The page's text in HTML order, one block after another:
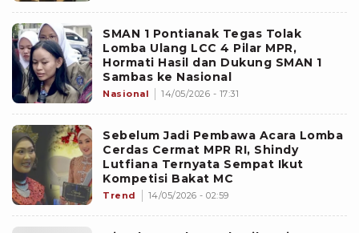
SMAN 1 Pontianak Tegas Tolak
Lomba Ulang LCC 4 Pilar MPR,
Hormati Hasil dan Dukung SMAN 1
Sambas ke Nasional
Nasional 14/05/2026 - 17:31
Sebelum Jadi Pembawa Acara Lomba
Cerdas Cermat MPR RI, Shindy
Lutfiana Ternyata Sempat Ikut
Kompetisi Bakat MC
Trend 14/05/2026 - 02:59